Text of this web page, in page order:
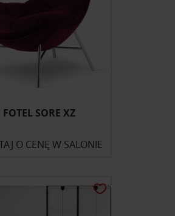
FOTEL SORE XZ
O CENĘ W SALONIE